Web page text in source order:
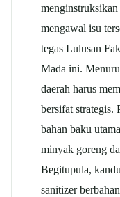
mengawal isu
tegas Lulusan
Mada ini.
daerah harus
bersifat strategis.
bahan baku
minyak goreng
Begitupula,
sanitizer